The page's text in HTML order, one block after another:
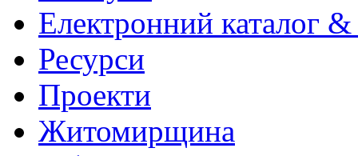
Електронний каталог
Ресурси
Проекти
Житомирщина